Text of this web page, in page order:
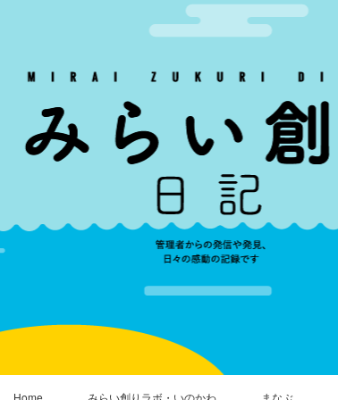
Home みらい創りラボ・いのかわ まなぶ